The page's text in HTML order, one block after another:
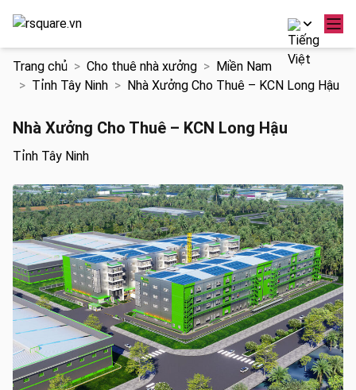
đến
Trang chủ Cho thuê nhà xưởng
Miền Nam
Tỉnh Tây Ninh
Nhà Xưởng Cho Thuê – KCN Long Hậu
Nhà Xưởng Cho Thuê – KCN Long Hậu
Tỉnh Tây Ninh